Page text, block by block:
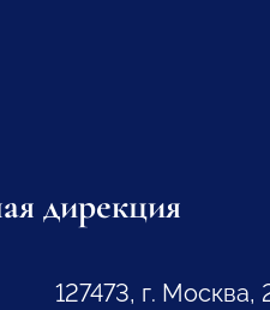
дирекция
127473, г.